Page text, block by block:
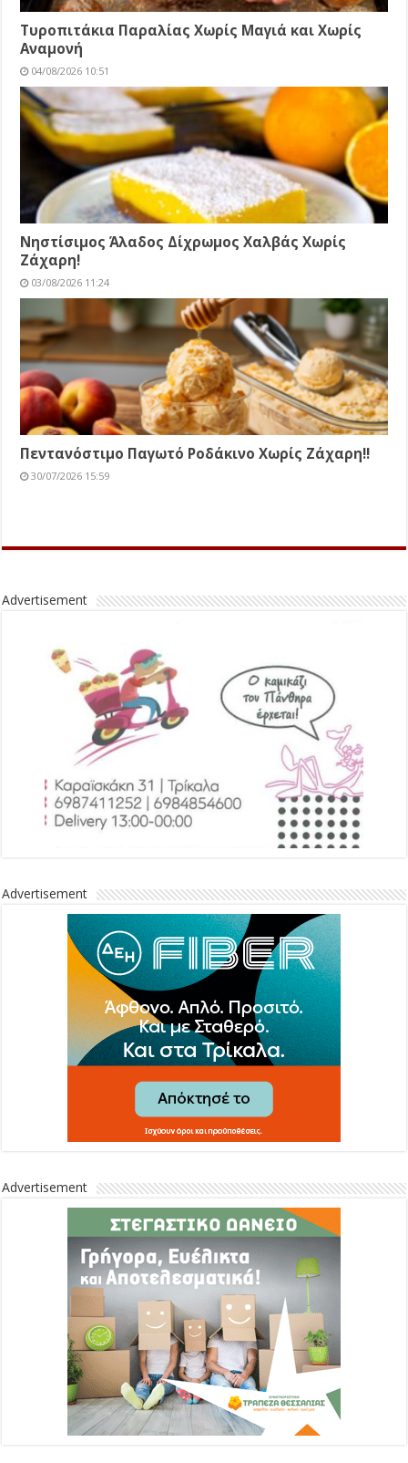
Τυροπιτάκια Παραλίας Χωρίς Μαγιά και Χωρίς
Αναμονή
04/08/2026 10:51
Νηστίσιμος Άλαδος Δίχρωμος Χαλβάς Χωρίς
Ζάχαρη!
03/08/2026 11:24
Πεντανόστιμο Παγωτό Ροδάκινο Χωρίς Ζάχαρη!!
30/07/2026 15:59
Advertisement
Advertisement
Advertisement